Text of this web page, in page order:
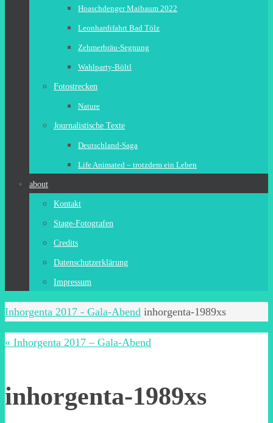
Hoaschdenger Maibaum 2022
Leonhardifahrt Bad Tölz
Zehmerbräu-Segnung
Wahlparty-Böltl
Fotostrecken
Nature
Journalistische Texte
Deutschland-Saga
Life Animated – trotzdem ein Leben
about
Kontakt
Stage-Fotografen
Credits
Datenschutzerklärung
Impressum
Start
Inhorgenta 2017 - Gala-Abend inhorgenta-1989xs
« Inhorgenta 2017 – Gala-Abend
inhorgenta-1989xs